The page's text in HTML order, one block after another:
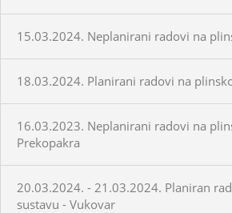
15.03.2024. Neplanirani radovi na
18.03.2024. Planirani radovi na
16.03.2023. Neplanirani radovi na
Prekopakra
20.03.2024. - 21.03.2024. Planiran
sustavu - Vukovar